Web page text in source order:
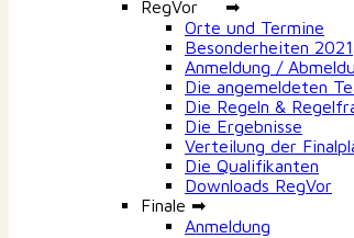
RegVor ➡
Orte und Termine
Besonderheiten 2021
Anmeldung /
Die angemeldeten
Die Regeln &
Die Ergebnisse
Verteilung der
Die Qualifikanten
Downloads RegVor
Finale ➡
Anmeldung